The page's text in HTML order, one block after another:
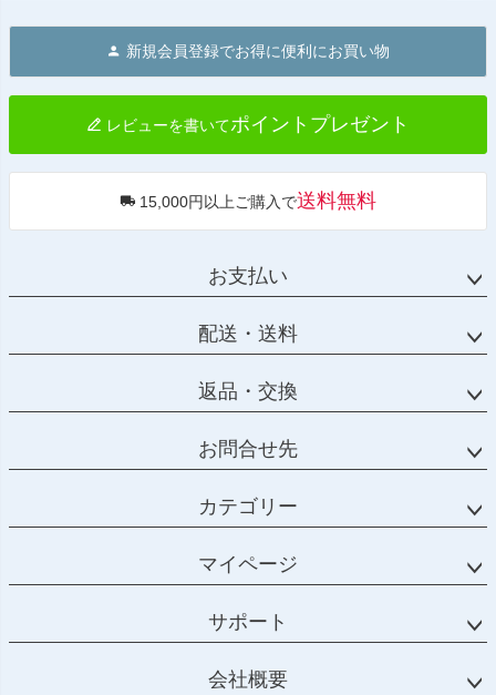
へ
新規会員登録でお得に便利にお買い物
レビューを書いてポイントプレゼント
15,000円以上ご購入で送料無料
お支払い
配送・送料
返品・交換
お問合せ先
カテゴリー
マイページ
サポート
会社概要